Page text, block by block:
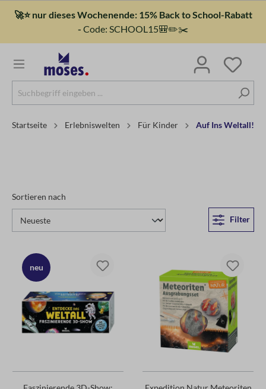
🚀⭐ nur dieses Wochenende: 15% Back to School-Rabatt
- Code: SCHOOL15🎒✏️✂️
Startseite Erlebniswelten Für Kinder Auf Ins Weltall!
Sortieren nach
Filter
neu